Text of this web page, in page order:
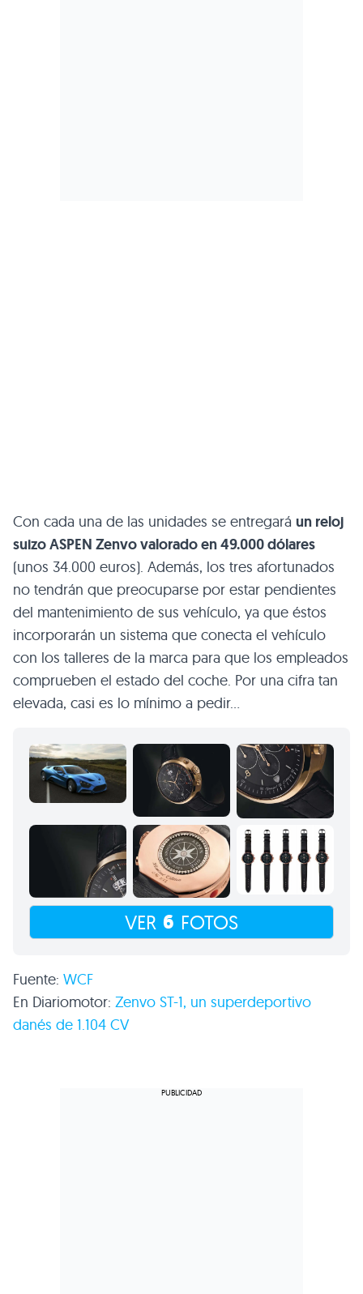
Con cada una de las unidades se entregará un reloj
suizoASPEN Zenvo valorado en 49.000 dólares
(unos 34.000 euros). Además, los tres afortunados
no tendrán que preocuparse por estar pendientes
del mantenimiento de sus vehículo, ya que éstos
incorporarán un sistema que conecta el vehículo
con los talleres de la marca para que los empleados
comprueben el estado del coche. Por una cifra tan
elevada, casi es lo mínimo a pedir…
VER 6 FOTOS
Fuente: WCF
En Diariomotor: Zenvo ST-1, un superdeportivo
danés de 1.104 CV